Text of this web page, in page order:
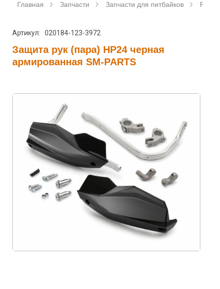
Главная Запчасти Запчасти для питбайков
Артикул: 020184-123-3972
Защита рук (пара) HP24 черная
армированная SM-PARTS